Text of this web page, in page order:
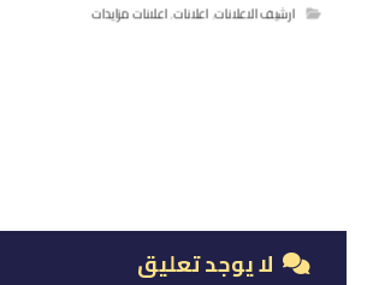
ارشيف الاعلانات,اعلانات,اعلانات مزايدات
لا يوجد تعليق